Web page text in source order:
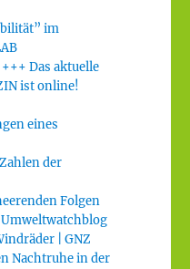
im
+++ Das aktuelle
ist online!
eines
der
Folgen
| GNZ
Nachtruhe in der